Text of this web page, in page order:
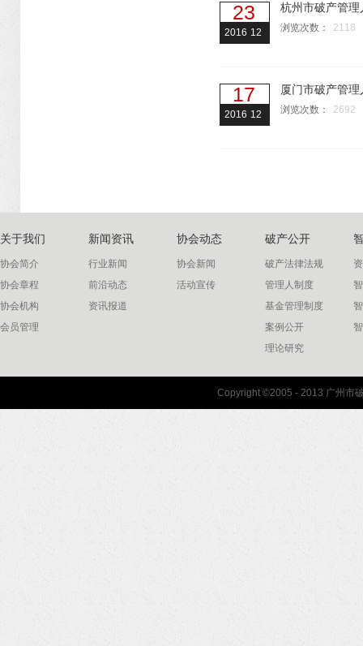
杭州市破产管
2016 12
23
浏览次数： 2118
厦门市破产管
2016 12
17
浏览次数： 2692
关于我们
协会简介
协会章程
协会机构
会员管理
新闻资讯
行业新闻
前沿动态
资讯报道
协会动态
协会新闻
活动宣传
破产公开
破产法律法规
管理人制度
基金管理制度
案例公开
理论研究
联系我们
Copyright ©2005 - 2013 广州市